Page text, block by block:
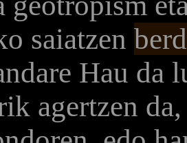
saiatzen
Hau da
agertzen